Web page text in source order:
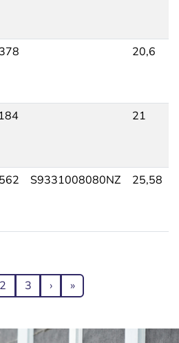
20,6
21
S9331008080NZ 25,58
страница
Page
2 Page
3 Следующая страница
› Последняя
»